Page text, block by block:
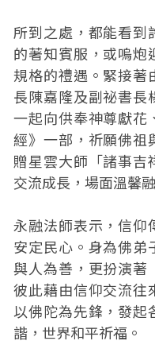
所到之處，都能看到
的著知賓服，或嗚炮
規格的禮遇。緊接著
長陳嘉隆及副祕書長
一起向供奉神尊獻花
經》一部，祈願佛祖
贈星雲大師「諸事吉
交流成長，場面溫馨
永融法師表示，信仰
安定民心。身為佛弟
與人為善，更扮演著
彼此藉由信仰交流往
以佛陀為先鋒，發起
諧，世界和平祈福。